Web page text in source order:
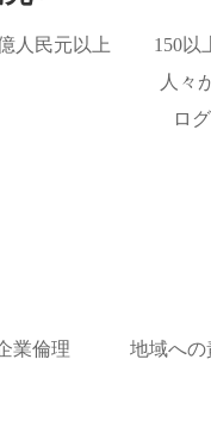
人民元以上
150以
人々
ロ
業倫理 地域への